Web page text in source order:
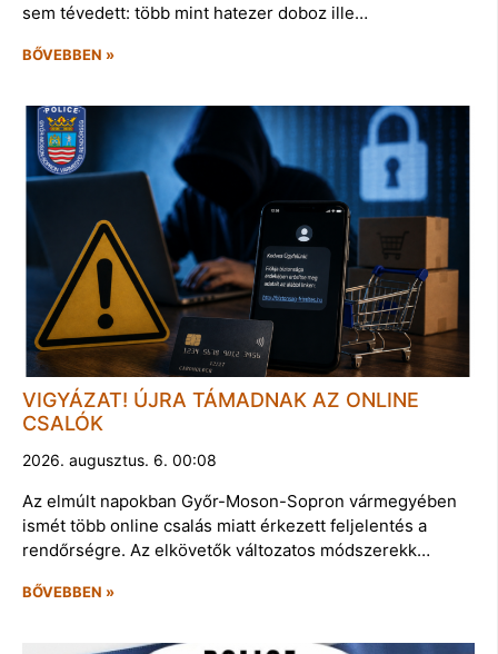
sem tévedett: több mint hatezer doboz ille…
BŐVEBBEN »
VIGYÁZAT! ÚJRA TÁMADNAK AZ ONLINE
CSALÓK
2026. augusztus. 6. 00:08
Az elmúlt napokban Győr-Moson-Sopron vármegyében
ismét több online csalás miatt érkezett feljelentés a
rendőrségre. Az elkövetők változatos módszerekk…
BŐVEBBEN »